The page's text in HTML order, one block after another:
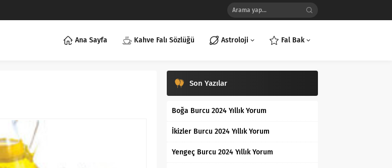
Ana Sayfa Kahve Falı Sözlüğü Astroloji Fal Bak
Son Yazılar
Boğa Burcu 2024 Yıllık Yorum
İkizler Burcu 2024 Yıllık Yorum
Yengeç Burcu 2024 Yıllık Yorum